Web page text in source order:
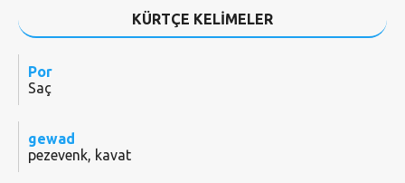
KÜRTÇE KELİMELER
Por
Saç
gewad
pezevenk, kavat